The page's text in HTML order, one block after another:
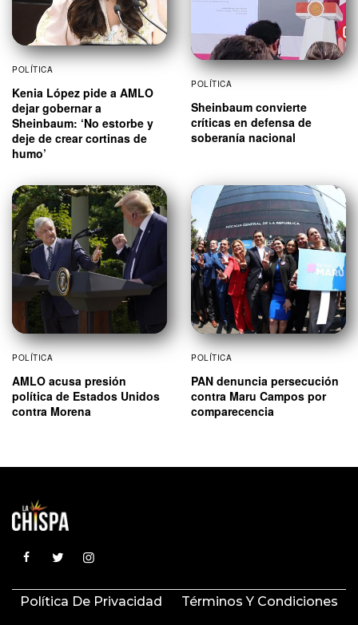
POLÍTICA
Kenia López pide a AMLO
dejar gobernar a
Sheinbaum: ‘No estorbe y
deje de crear cortinas de
humo’
POLÍTICA
Sheinbaum convierte
críticas en defensa de
soberanía nacional
POLÍTICA
AMLO acusa presión
política de Estados Unidos
contra Morena
POLÍTICA
PAN denuncia persecución
contra Maru Campos por
comparecencia
Política De Privacidad Términos Y Condiciones